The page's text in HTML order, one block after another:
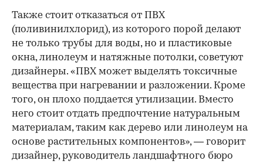
Также стоит отказаться от ПВХ
(поливинилхлорид), из которого порой делают
не только трубы для воды, но и пластиковые
окна, линолеум и натяжные потолки, советуют
дизайнеры. «ПВХ может выделять токсичные
вещества при нагревании и разложении. Кроме
того, он плохо поддается утилизации. Вместо
него стоит отдать предпочтение натуральным
материалам, таким как дерево или линолеум на
основе растительных компонентов», — говорит
дизайнер, руководитель ландшафтного бюро